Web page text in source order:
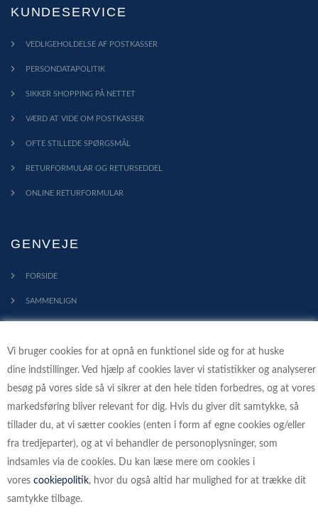
Vi bruger cookies for at opnå en funktionel side og for at huske
dine indstillinger. Ved hjælp af cookies laver vi statistikker og analyserer
besøg på vores side så vi sikrer at den hele tiden forbedres, og at vores
markedsføring bliver relevant for dig. Hvis du giver dit samtykke, så
tillader du, at vi sætter cookies (enten i form af egne cookies og/eller
fra tredjeparter), og at vi behandler de personoplysninger, som
indsamles via de cookies. Du kan læse mere om cookies i
vores cookiepolitik, hvor du også altid har mulighed for at trække dit
samtykke tilbage.
KUNDESERVICE
VEDLIGEHOLDELSE AF POSTKASSER
PERSONDATAPOLITIK
SIKKER SHOPPING PÅ NETTET
VÆRD AT VIDE OM POSTKASSER
OFTE STILLEDE SPØRGSMÅL
RETURFORMULAR OG RETURSEDDEL
ONLINE RETURFORMULAR
GENVEJE
FORSIDE
SAMMENLIGN
PROFIL
HANDELSBETINGELSER
FORTRYDELSESRET
KLIMA - VI PLANTER TRÆER